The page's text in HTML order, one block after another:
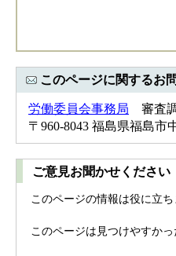
このページに関するお
労働委員会事務局 審査
〒960-8043 福島県福島
ご意見お聞かせください
このページの情報は役に立ち
このページは見つけやすかっ